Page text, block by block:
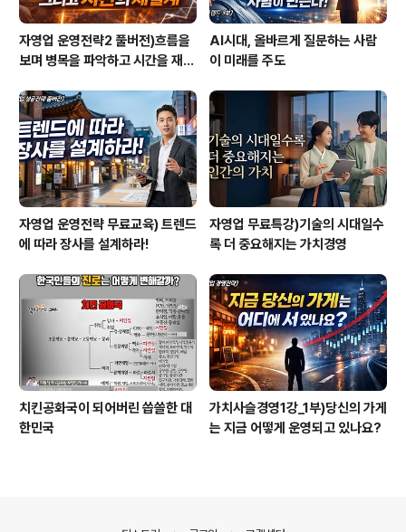
자영업 운영전략2 풀버전)흐름을
보며 병목을 파악하고 시간을 재설
AI시대, 올바르게 질문하는 사람
이 미래를 주도
자영업 운영전략 무료교육) 트렌드
에 따라 장사를 설계하라!
자영업 무료특강)기술의 시대일수
록 더 중요해지는 가치경영
치킨공화국이 되어버린 씁쓸한 대
한민국
가치사슬경영1강_1부)당신의 가게
는 지금 어떻게 운영되고 있나요?